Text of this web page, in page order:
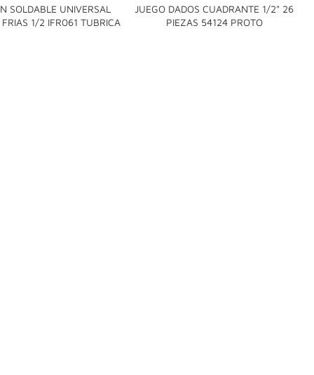
SOLDABLE UNIVERSAL
1/2 IFR061 TUBRICA

JUEGO DADOS CUADRANTE 1/2" 26
PIEZAS 54124 PROTO
